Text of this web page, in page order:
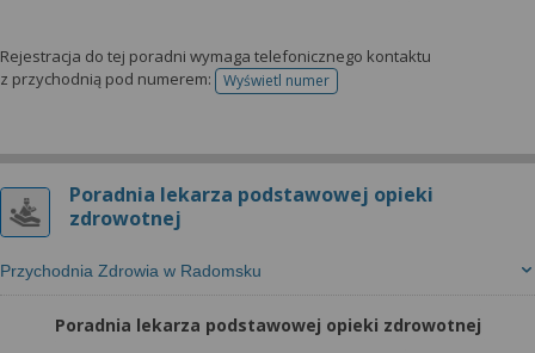
Rejestracja do tej poradni wymaga telefonicznego kontaktu
z przychodnią pod numerem:
Wyświetl numertelefonu do rejestracji
Poradnia lekarza podstawowej opieki
zdrowotnej
Przychodnia Zdrowia w Radomsku
Poradnia lekarza podstawowej opieki zdrowotnej